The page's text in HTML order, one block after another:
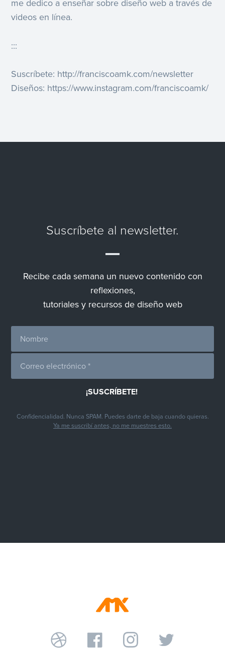
me dedico a enseñar sobre diseño web a través de
videos en línea.
:::
Suscríbete: http://franciscoamk.com/newsletter
Diseños: https://www.instagram.com/franciscoamk/
Suscríbete al newsletter.
Recibe cada semana un nuevo contenido con
reflexiones,
tutoriales y recursos de diseño web
Confidencialidad. Nunca SPAM. Puedes darte de baja cuando quieras.
Ya me suscribí antes, no me muestres esto.